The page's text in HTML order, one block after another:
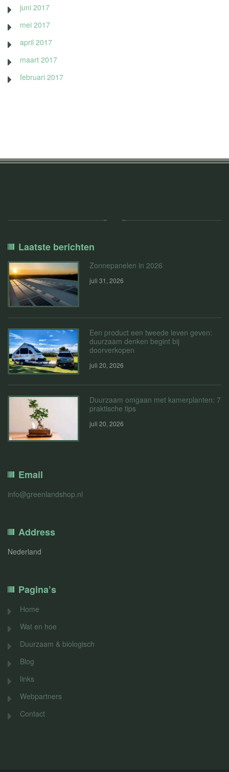
juni 2017
mei 2017
april 2017
maart 2017
februari 2017
Laatste berichten
Zonnepanelen in 2026
juli 31, 2026
Een product een tweede leven geven:
duurzaam denken begint bij
doorverkopen
juli 20, 2026
Duurzaam omgaan met kamerplanten: 7
praktische tips
juli 20, 2026
Email
info@greenlandshop.nl
Address
Nederland
Pagina’s
Home
Wat en hoe
Duurzaam & biologisch
Blog
links
Webpartners
Contact